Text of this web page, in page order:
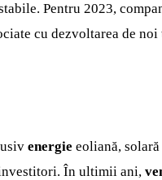
Pentru 2023,
cu dezvoltarea de
energie eoliană,
În ultimii ani,